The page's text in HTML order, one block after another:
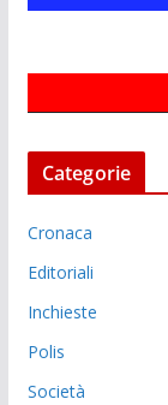
Categorie
Cronaca
Editoriali
Inchieste
Polis
Società